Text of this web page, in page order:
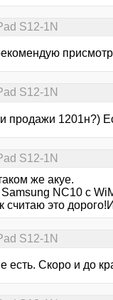
S12-1N
S12-1N
продажи 1201н?)
S12-1N
же акуе.
NC10 c
считаю это
S12-1N
есть. Скоро и до